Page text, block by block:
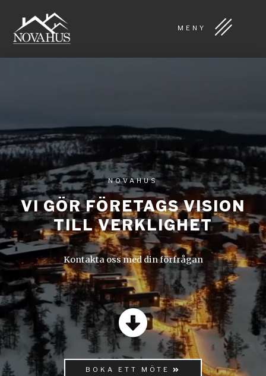
MENY
NOVAHUS
VI GÖR FÖRETAGS VISION
TILL VERKLIGHET
Kontakta ossmed dinförfrågan
BOKA ETT MÖTE